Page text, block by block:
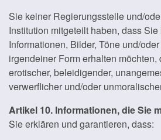
Sie keiner Regierungsstelle und/
Institution mitgeteilt haben, dass
Informationen, Bilder, Töne und/
irgendeiner Form erhalten möchten,
erotischer, beleidigender,
verwerflicher und/oder
Artikel 10. Informationen, die Sie
Sie erklären und garantieren, dass: